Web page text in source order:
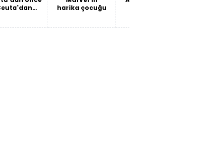
harika çocuğu